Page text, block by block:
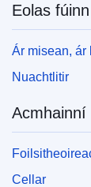
Eolas fúinn
Ár misean, ár
Nuachtlitir
Acmhainní
Cellar